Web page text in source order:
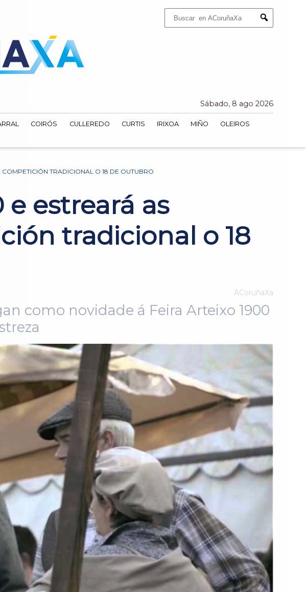
Submit
Sábado, 8 ago 2026
COIRÓS CULLEREDO CURTIS IRIXOA MIÑO
OLEIROS
TRADICIONAL O 18 DE OUTUBRO
estreará as
tradicional o 18
ACoruñaXa
como novidade á Feira Arteixo 1900